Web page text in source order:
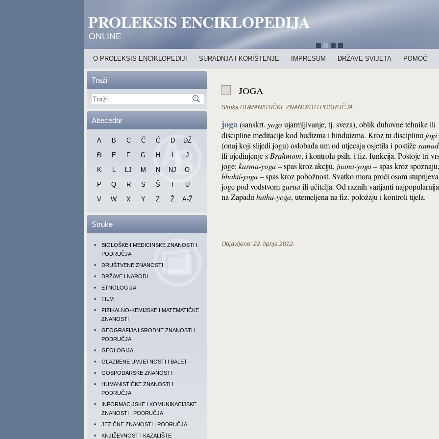
PROLEKSIS ENCIKLOPEDIJA
ONLINE
O PROLEKSIS ENCIKLOPEDIJI SURADNJA I KORIŠTENJE IMPRESUM DRŽAVE SVIJETA POMOĆ
Traži
Abecedar
A B C Č Ć D
DŽ
Đ
E F G H
J
K
L LJ M N NJ
O
P
Q R S Š T
U
V
W X Y Z Ž A-Ž
Struke
BIOLOŠKE I MEDICINSKE ZNANOSTI I
PODRUČJA
DRUŠTVENE ZNANOSTI
DRŽAVE I NARODI
ETNOLOGIJA
FILM
FIZIKALNO-KEMIJSKE I MATEMATIČKE
ZNANOSTI
GEOGRAFIJA I SRODNE ZNANOSTI I
PODRUČJA
GEOLOGIJA
GLAZBENE UMJETNOSTI I BALET
GOSPODARSKE ZNANOSTI
HUMANISTIČKE ZNANOSTI I
PODRUČJA
INFORMACIJSKE I KOMUNIKACIJSKE
ZNANOSTI I PODRUČJA
JEZIČNE ZNANOSTI I PODRUČJA
KNJIŽEVNOST I KAZALIŠTE
joga
Struka HUMANISTIČKE ZNANOSTI I PODRUČJA
joga(sanskrt. yogaujarmljivanje, tj. sveza), oblik duhovne tehnike ili
discipline meditacije kod budizma i hinduizma. Kroz tu disciplinu jogi
(onaj koji slijedi jogu) oslobađa um od utjecaja osjetila i postiže
ili ujedinjenje s Brahmom, i kontrolu psih. i fiz. funkcija. Postoje tri
joge: karma-yoga– spas kroz akciju, jnana-yoga– spas kroz
bhakti-yoga– spas kroz pobožnost. Svatko mora proći osam stupnjeva
joge pod vodstvom guruaili učitelja. Od raznih varijanti
na Zapadu hatha-yoga, utemeljena na fiz. položaju i kontroli tijela.
Objavljeno: 22. lipnja 2012.